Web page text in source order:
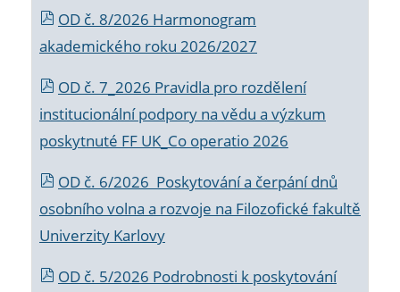
OD č. 8/2026 Harmonogram
akademického roku 2026/2027
OD č. 7_2026 Pravidla pro rozdělení
institucionální podpory na vědu a výzkum
poskytnuté FF UK_Co operatio 2026
OD č. 6/2026 Poskytování a čerpání dnů
osobního volna a rozvoje na Filozofické fakultě
Univerzity Karlovy
OD č. 5/2026 Podrobnosti k poskytování